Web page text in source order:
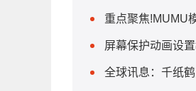
重点聚焦!MUMU
屏幕保护动画设
全球讯息：千纸